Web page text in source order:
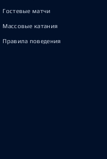
Гостевые матчи
Массовые катания
Правила поведения